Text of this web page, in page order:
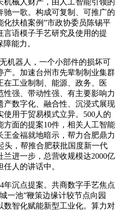
械人财产，由人工智能引领的
驰一歌。构成可复制、可推广的
扶植案例”市政协委员陈锡平
语模子手艺研究及使用的提
能力。
器人，一个小部件的损坏可
产。加速台州市先辈制制业集群
在工业制制、能源、政务、医
强、带动性强、有主要影响力
产数字化、融合性、沉浸式展现
用于贸易模式立异。500人的
面的提案10件，相关人工智能
王金福就地暗示，帮力合肥鼎力
头，帮推合肥获批国度新一代
进一步，总营收规模达2000亿
人的讲话中。
沉点提案。共商数字手艺焦点
一池”鞭策边缘计较节点向园
数智化赋能新型工业化。算力对